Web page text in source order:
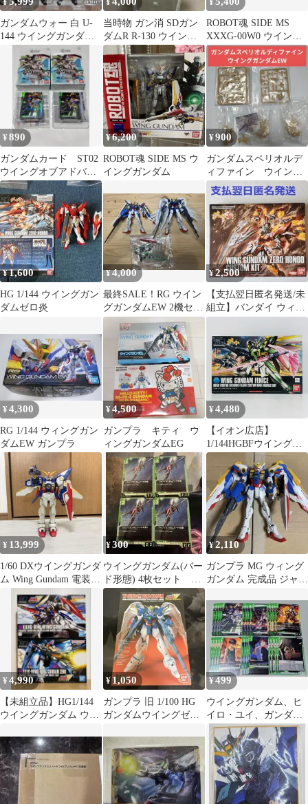
¥
ガンダムウォー 白 U-
144 ウイングガンダム
＆トールギス 3枚セッ
ト 28弾
¥
当時物 ガン消 SDガン
ダムR R-130 ウイング
ガンダム0 銀メッキ 完
品
¥
ROBOT魂 SIDE MS
XXXG-00W0 ウイング
ガンダムゼロ
¥890
ガンダムカード ST02
ウイングオブアドバン
ス デッキ2個分 ボー
ナスパック無
¥6,200
ROBOT魂 SIDE MS ウ
イングガンダム
¥900
ガンダムスペリオルデ
ィファイン ウイング
ガンダムEW 未開封
¥1,600
HG 1/144 ウイングガン
ダムゼロ炎
¥4,000
最終SALE！RG ウイン
グガンダムEW 2機セッ
ト完成品 ガンプラ 現
状品
¥2,500
【支払翌日匿名発送/未
組立】バンダイ ウィン
グガンダムゼロ炎カス
タムキット
¥4,300
RG 1/144 ウィングガン
ダムEW ガンプラ
¥4,500
ガンプラ キティ ウ
ィングガンダムEG
¥4,480
【イオン広店】
1/144HGBFウイングガ
ンダムフェニーチェ｢ガ
ンダムビルドファイタ
ーズ｣ 【714】
¥ 13,999
1/60 DXウイングガンダ
ム Wing Gundam 電装機
動変形 当時物
¥300
ウイングガンダム(バー
ド形態) 4枚セット ガ
ンダムカードゲーム
¥2,110
ガンプラ MG ウィング
ガンダム 完成品 ジャン
¥4,990
【未組立品】HG1/144
ウイングガンダム ウイ
セット
¥ 1,050
ガンプラ 旧 1/100 HG
ガンダムウイングゼロ
ャンク
¥499
ウイングガンダム、ヒ
イロ・ユイ、ガンダム
デスサイズ、デュオ・
マックスウェル他